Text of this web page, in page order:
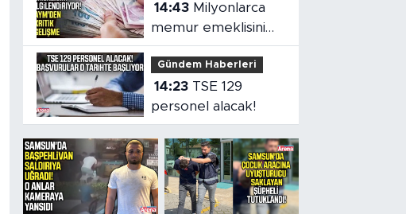
14:43
memur emeklisini
ilgilendiriyor!
Gündem Haberleri
14:23
personel alacak!